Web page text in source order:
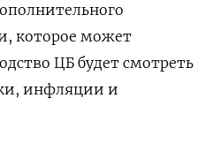
которое может
ЦБ будет смотреть
инфляции и